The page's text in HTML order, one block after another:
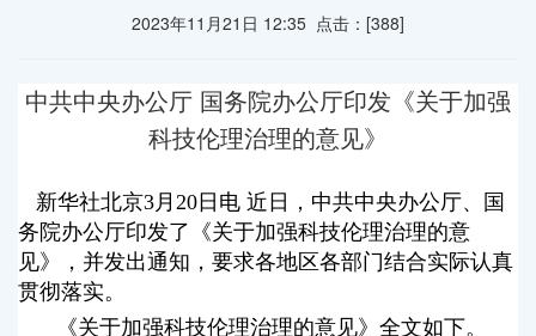
2023年11月21日 12:35 点击：[388]
中共中央办公厅 国务院办公厅印发《关于加强
科技伦理治理的意见》
新华社北京3月 20 日电 近日，中共中央办公厅、国
务院办公厅印发了《关于加强科技伦理治理的意
见》，并发出通知，要求各地区各部门结合实际认真
贯彻落实。
《关于加强科技伦理治理的意见》全文如下。